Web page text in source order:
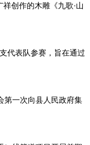
创作的木雕《九歌·山
代表队参赛，旨在通过
第一次向县人民政府集